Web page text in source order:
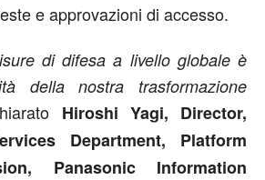
e approvazioni di accesso.
di difesa a livello globale è
della nostra trasformazione
Hiroshi Yagi, Director,
Department, Platform
Panasonic Information